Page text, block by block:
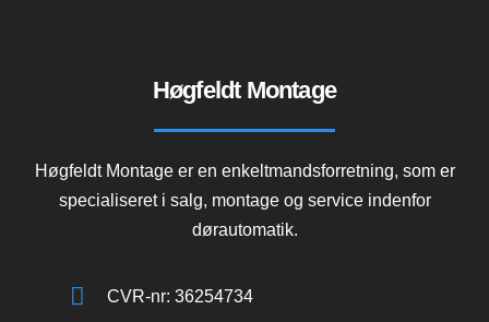
Høgfeldt Montage
Høgfeldt Montage er en enkeltmandsforretning, som er
specialiseret i salg, montage og service indenfor
dørautomatik.
CVR-nr: 36254734